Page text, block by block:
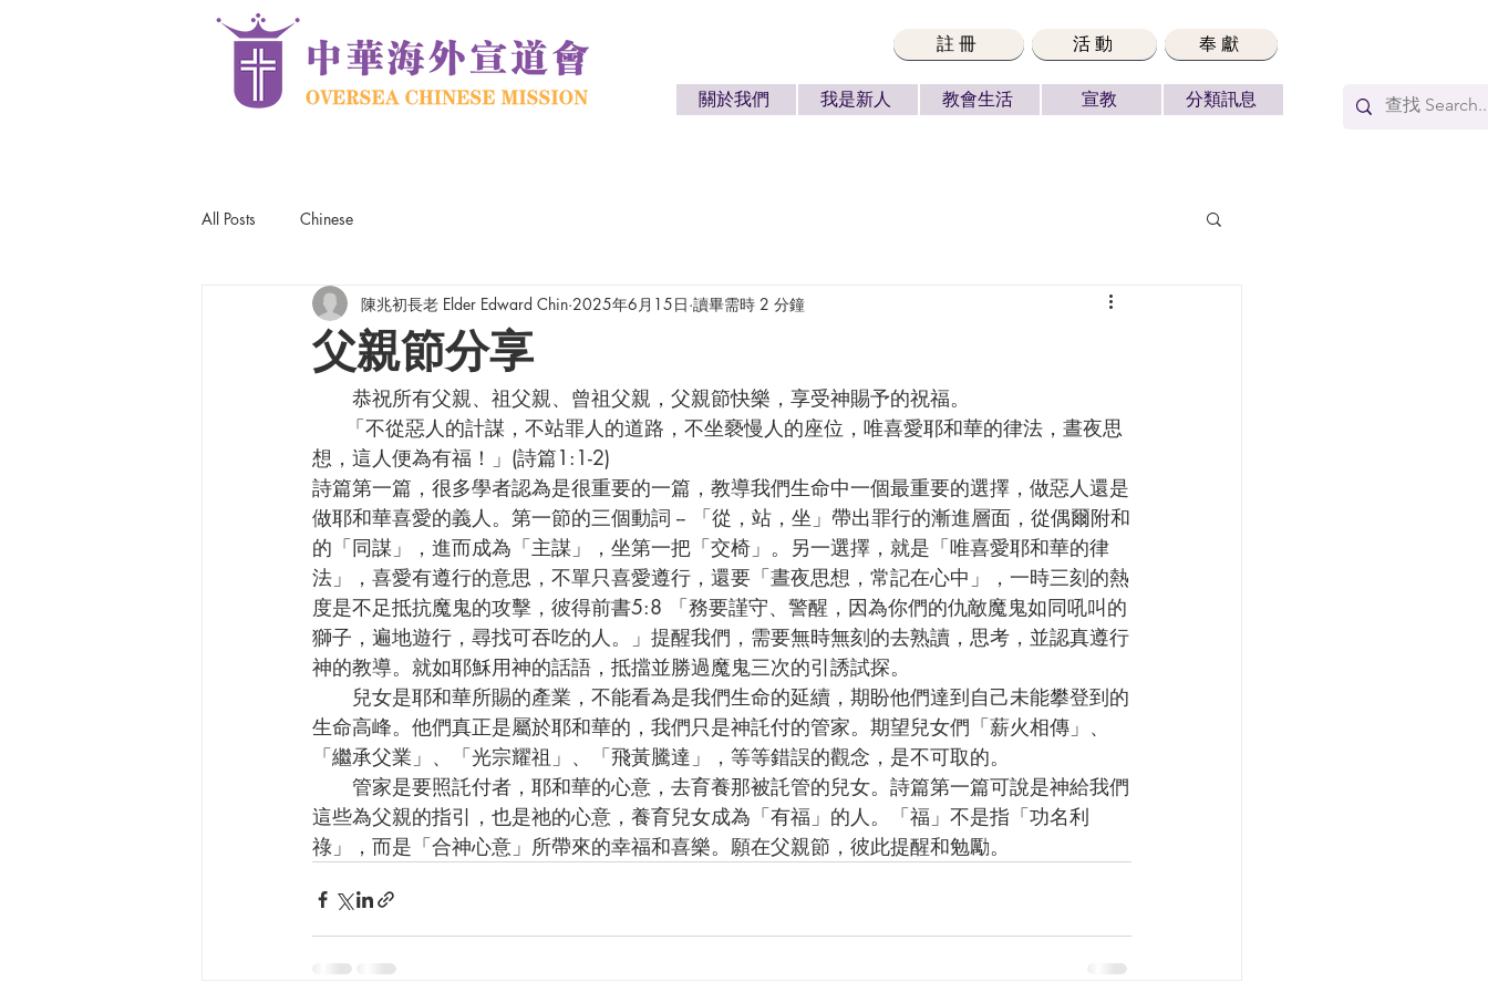
註冊 活動 奉獻
關於我們 我是新人 教會生活 宣教 分類訊息
All Posts Chinese
父親節分享
陳兆初長老 Elder Edward Chin 2025年6月15日 讀畢需時 2 分鐘
      恭祝所有父親、祖父親、曾祖父親，父親節快樂，享受神賜予的祝福。
想，這人便為有福！」(詩篇1:1-2)
詩篇第一篇，很多學者認為是很重要的一篇，教導我們生命中一個最重要的選擇，做惡人還是
做耶和華喜愛的義人。第一節的三個動詞 -- 「從，站，坐」帶出罪行的漸進層面，從偶爾附和
的「同謀」，進而成為「主謀」，坐第一把「交椅」。另一選擇，就是「唯喜愛耶和華的律
法」，喜愛有遵行的意思，不單只喜愛遵行，還要「晝夜思想，常記在心中」，一時三刻的熱
度是不足抵抗魔鬼的攻擊，彼得前書5:8 「務要謹守、警醒，因為你們的仇敵魔鬼如同吼叫的
獅子，遍地遊行，尋找可吞吃的人。」提醒我們，需要無時無刻的去熟讀，思考，並認真遵行
神的教導。就如耶穌用神的話語，抵擋並勝過魔鬼三次的引誘試探。
生命高峰。他們真正是屬於耶和華的，我們只是神託付的管家。期望兒女們「薪火相傳」、
「繼承父業」、「光宗耀祖」、「飛黃騰達」，等等錯誤的觀念，是不可取的。
這些為父親的指引，也是祂的心意，養育兒女成為「有福」的人。「福」不是指「功名利
祿」，而是「合神心意」所帶來的幸福和喜樂。願在父親節，彼此提醒和勉勵。